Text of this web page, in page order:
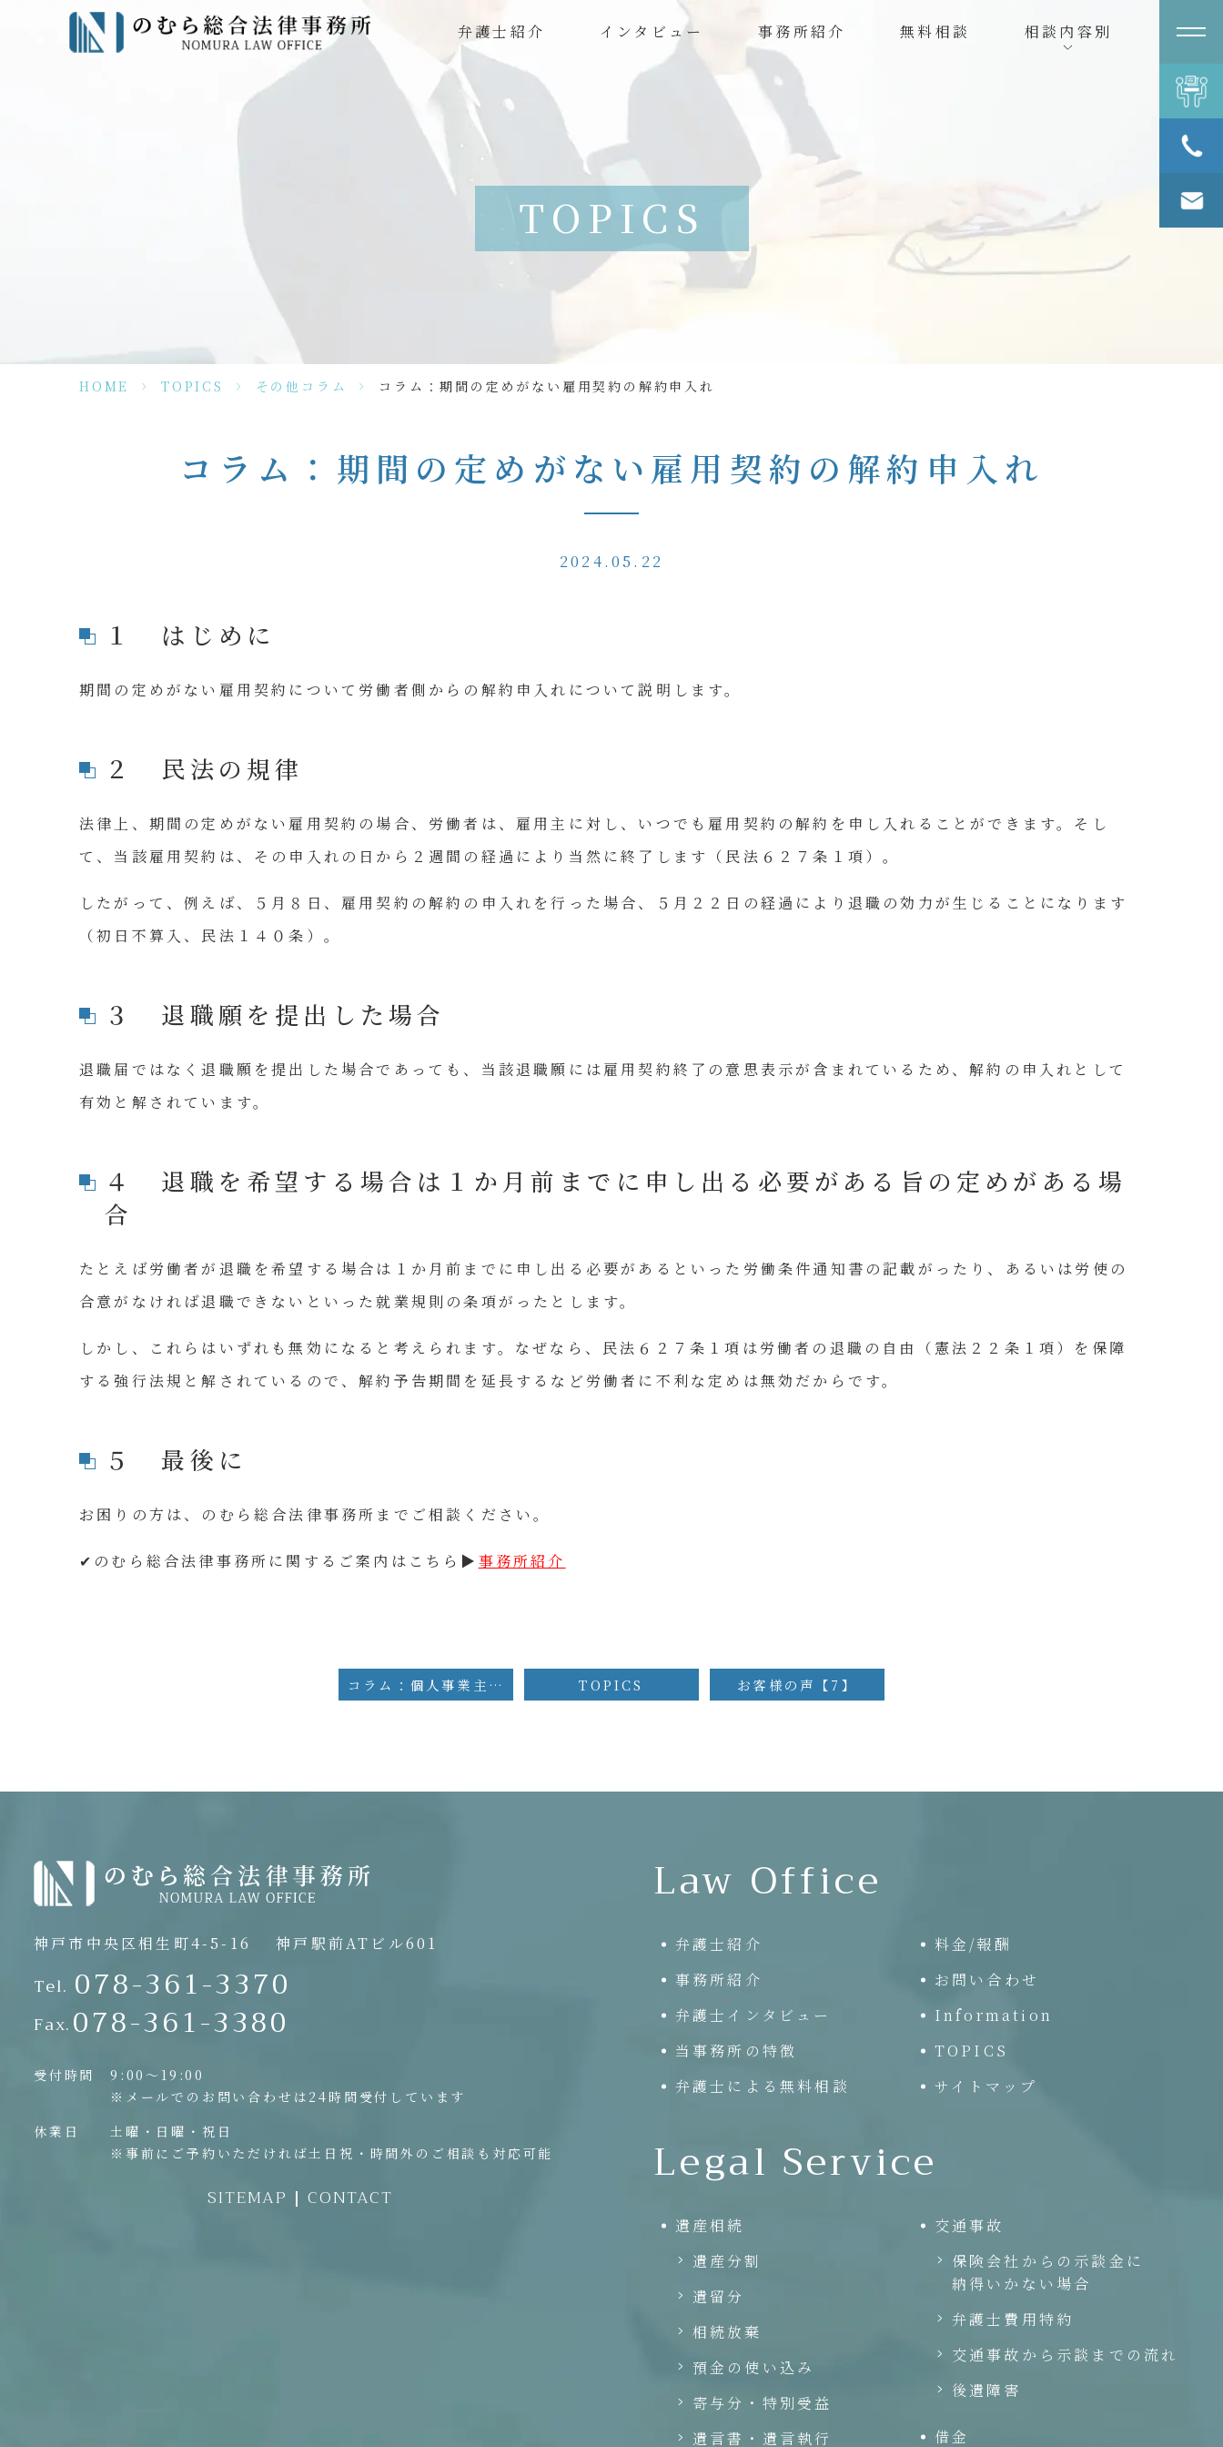
弁護士紹介 インタビュー 事務所紹介 無料相談 相談内容別
TOPICS
HOME > TOPICS > その他コラム > コラム：期間の定めがない雇用契約の解約申入れ
コラム：期間の定めがない雇用契約の解約申入れ
2024.05.22
１ はじめに
期間の定めがない雇用契約について労働者側からの解約申入れについて説明します。
２ 民法の規律
法律上、期間の定めがない雇用契約の場合、労働者は、雇用主に対し、いつでも雇用契約の解約を申し入れることができます。そし
て、当該雇用契約は、その申入れの日から２週間の経過により当然に終了します（民法６２７条１項）。
したがって、例えば、５月８日、雇用契約の解約の申入れを行った場合、５月２２日の経過により退職の効力が生じることになります
（初日不算入、民法１４０条）。
３ 退職願を提出した場合
退職届ではなく退職願を提出した場合であっても、当該退職願には雇用契約終了の意思表示が含まれているため、解約の申入れとして
有効と解されています。
４ 退職を希望する場合は１か月前までに申し出る必要がある旨の定めがある場
合
たとえば労働者が退職を希望する場合は１か月前までに申し出る必要があるといった労働条件通知書の記載がったり、あるいは労使の
合意がなければ退職できないといった就業規則の条項がったとします。
しかし、これらはいずれも無効になると考えられます。なぜなら、民法６２７条１項は労働者の退職の自由（憲法２２条１項）を保障
する強行法規と解されているので、解約予告期間を延長するなど労働者に不利な定めは無効だからです。
５ 最後に
お困りの方は、のむら総合法律事務所までご相談ください。
✔のむら総合法律事務所に関するご案内はこちら▶ 事務所紹介
コラム：個人事業主が破産後も事業用資産を使用する場合 TOPICS お客様の声【7】
Law Office
弁護士紹介
事務所紹介
弁護士インタビュー
当事務所の特徴
弁護士による無料相談
料金/報酬
お問い合わせ
Information
TOPICS
サイトマップ
Legal Service
遺産相続
遺産分割
遺留分
相続放棄
預金の使い込み
寄与分・特別受益
遺言書・遺言執行
交通事故
保険会社からの示談金に
納得いかない場合
弁護士費用特約
交通事故から示談までの流れ
後遺障害
借金
神戸市中央区相生町4-5-16 神戸駅前ATビル601
Tel. 078-361-3370
Fax.078-361-3380
受付時間
9:00〜19:00
※メールでのお問い合わせは24時間受付しています
休業日
土曜・日曜・祝日
※事前にご予約いただければ土日祝・時間外のご相談も対応可能
SITEMAP CONTACT
無料相談
3370